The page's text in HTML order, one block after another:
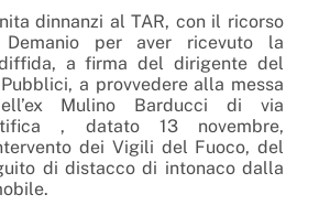
dinnanzi al TAR, con il ricorso
per aver ricevuto la
a firma del dirigente del
a provvedere alla messa
Mulino Barducci di via
, datato 13 novembre,
dei Vigili del Fuoco, del
di distacco di intonaco dalla